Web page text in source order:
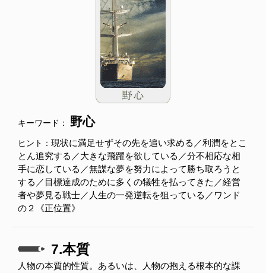
キーワード： 野心
ヒント： 現状に満足せずその先を追い求める／利潤をとこ
とん追究する／大きな飛躍を欲している／分不相応な相
手に恋している／無謀な夢を努力によって勝ち取ろうと
する／目標達成のために多くの犠牲を払ってきた／経営
者や夢見る戦士／人生の一発逆転を狙っている／ワンド
の２《正位置》
7.本質
人物の本質的性質。あるいは、人物の抱える根本的な課